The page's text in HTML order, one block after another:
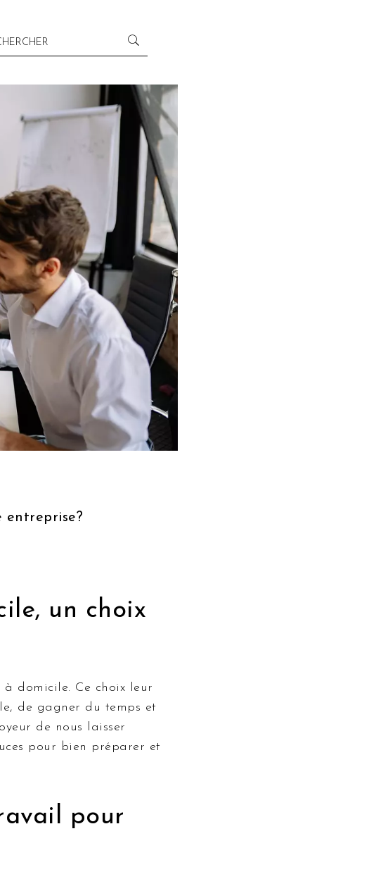
entreprise?
un choix
domicile. Ce choix leur
de gagner du temps et
de nous laisser
pour bien préparer et
pour